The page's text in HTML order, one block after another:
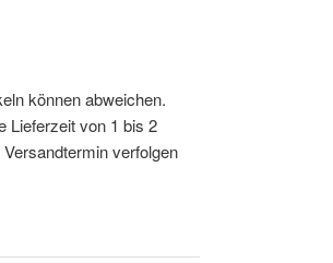
können abweichen.
Lieferzeit von 1 bis 2
verfolgen